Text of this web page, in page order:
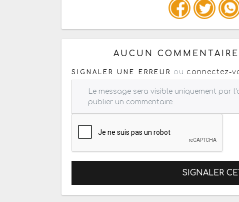
Copiez les infos ci-dessous
AUCUN
SIGNALER UNE ERREUR ou connectez-
SIGNALER